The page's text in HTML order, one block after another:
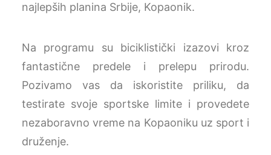
najlepših planina Srbije, Kopaonik.
Na programu su biciklistički izazovi kroz
fantastične predele i prelepu prirodu.
Pozivamo vas da iskoristite priliku, da
testirate svoje sportske limite i provedete
nezaboravno vreme na Kopaoniku uz sport i
druženje.